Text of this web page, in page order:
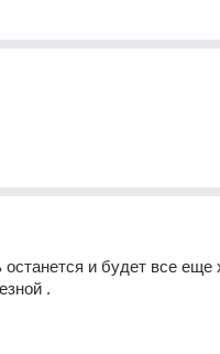
останется и будет все еще
.